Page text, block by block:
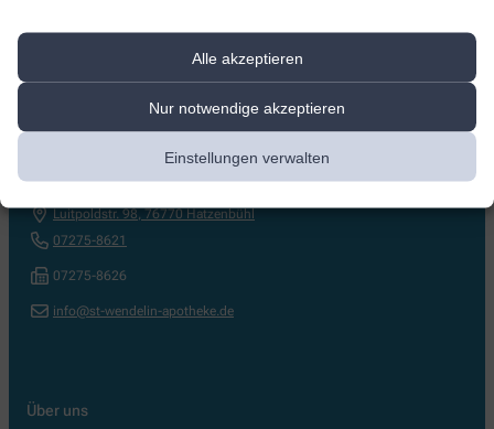
Alle akzeptieren
Nur notwendige akzeptieren
Einstellungen verwalten
St. Wendelin Apotheke
Luitpoldstr. 98,76770 Hatzenbühl
07275-8621
07275-8626
info@st-wendelin-apotheke.de
Über uns